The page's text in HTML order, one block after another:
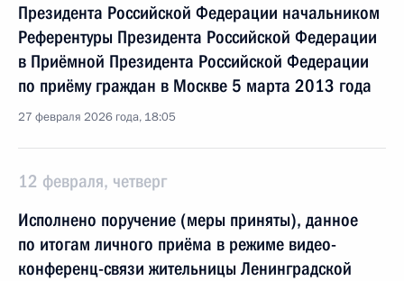
Президента Российской Федерации начальником
Референтуры Президента Российской Федерации
в Приёмной Президента Российской Федерации
по приёму граждан в Москве 5 марта 2013 года
27 февраля 2026 года, 18:05
12 февраля, четверг
Исполнено поручение (меры приняты), данное
по итогам личного приёма в режиме видео-
конференц-связи жительницы Ленинградской